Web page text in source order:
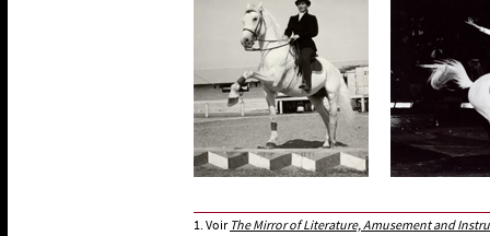
1. Voir The Mirror of Literature, Amusement and